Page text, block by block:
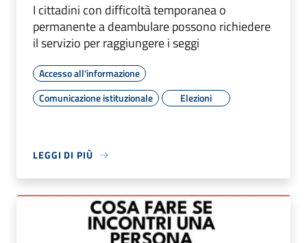
I cittadini con difficoltà temporanea o
permanente a deambulare possono richiedere
il servizio per raggiungere i seggi
Accesso all'informazione
Comunicazione istituzionale
Elezioni
LEGGI DI PIÙ